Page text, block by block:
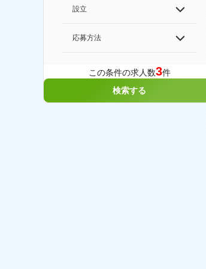
設立
応募方法
この条件の求人数3件
検索する
400万円～550万円 ＜賃金形態＞ 月給制 固定給＋業績給 ＜賃金内訳＞ 月額（基本給）：230,000円～280,000円 ＜月給＞ 230,000円～280,000円 ＜昇給有無＞ 有 ＜残業手当＞ 有 ＜給与補足＞ ※上記はあくまで最低保証額です。実際にはこれまでの経験やスキルを考慮の上、決定します。 年収には残業代は含めておりません。 ■昇給：年1回 ■賞与：年2回 賃金はあくまでも目安の金額であり、選考を通じて上下する可能性があります。 月給(月額)は固定手当を含めた表記です。
株式会社ゲー
【庶務アシスタ
シリーズ開発企
データ入力など
食事補助あり◎
気